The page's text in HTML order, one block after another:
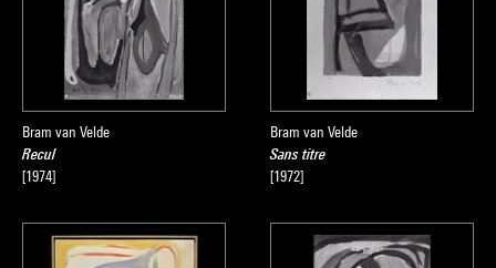
Bram van Velde
Recul
[1974]
Bram van Velde
Sans titre
[1972]